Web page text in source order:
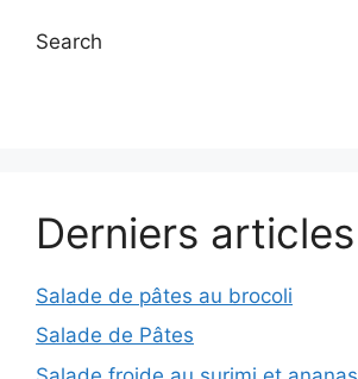
Search
Derniers articles
Salade de pâtes au brocoli
Salade de Pâtes